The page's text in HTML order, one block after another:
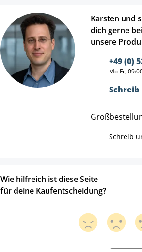
Karsten und
dich gerne
unsere
+49 (0)
Mo-Fr,
Schreib
Schreib
Wie hilfreich ist diese Seite
für deine Kaufentscheidung?